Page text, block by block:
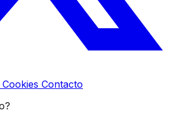
Cookies Contacto